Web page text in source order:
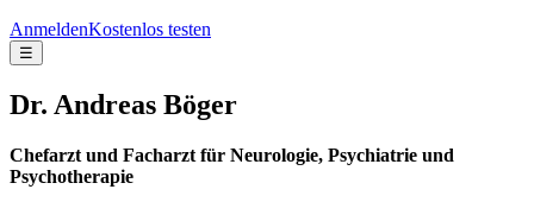
AnmeldenKostenlos testen
☰
Dr. Andreas Böger
Chefarzt und Facharzt für Neurologie, Psychiatrie und
Psychotherapie